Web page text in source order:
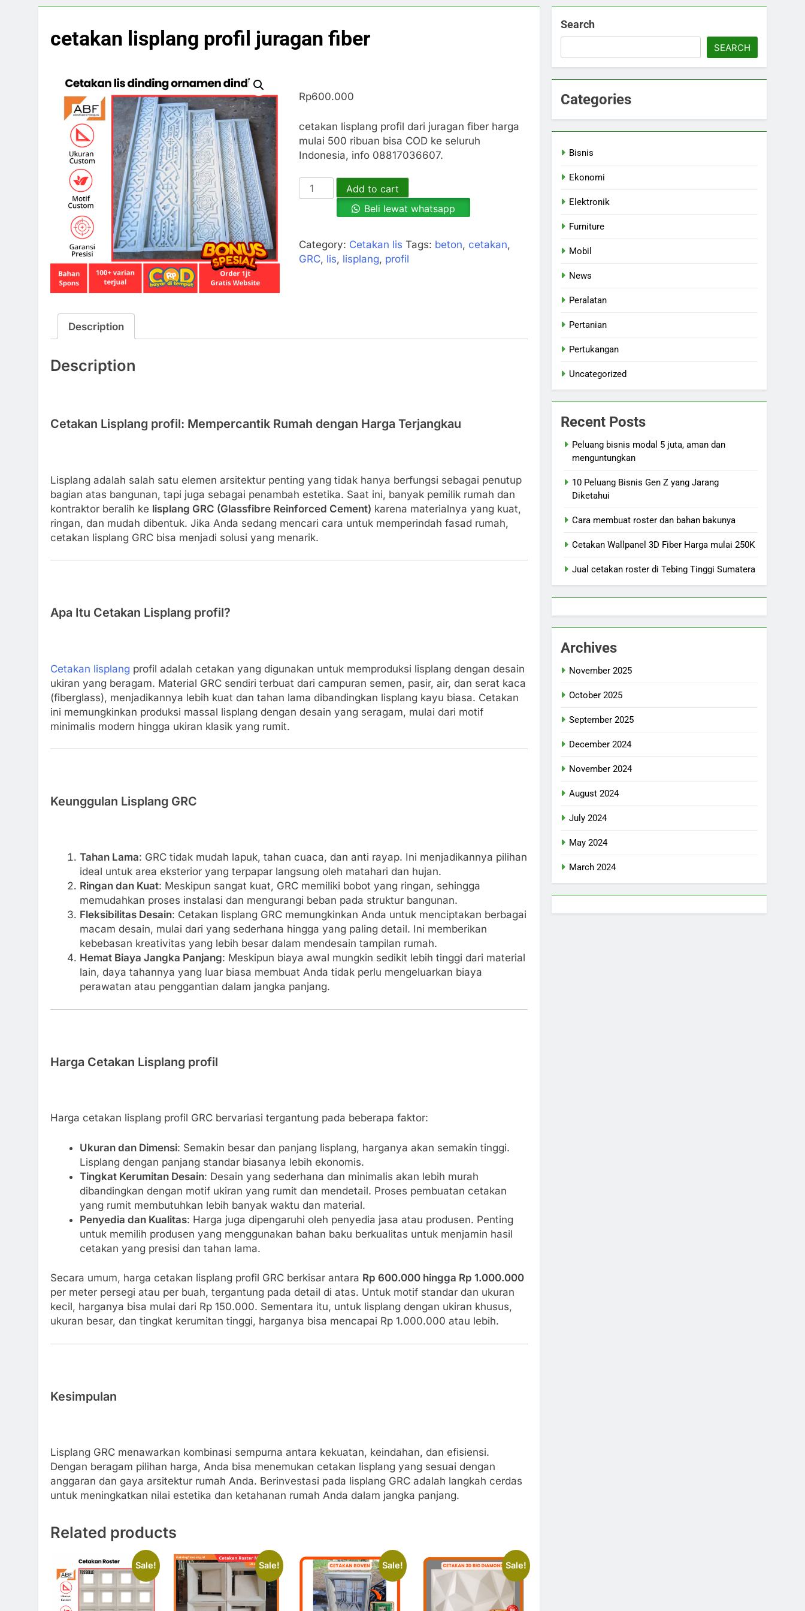
cetakan lisplang profil juragan fiber
Rp600.000
cetakan lisplang profil dari juragan fiber harga
mulai 500 ribuan bisa COD ke seluruh
Indonesia, info 08817036607.
cetakan
lisplang
fiber
quantity
Add to cart
Beli lewat whatsapp
Category: Cetakan lis Tags: beton, cetakan,
GRC, lis, lisplang, profil
Description
Description
Cetakan Lisplang profil: Mempercantik Rumah dengan Harga Terjangkau
Lisplang adalah salah satu elemen arsitektur penting yang tidak hanya berfungsi sebagai penutup
bagian atas bangunan, tapi juga sebagai penambah estetika. Saat ini, banyak pemilik rumah dan
kontraktor beralih ke lisplang GRC (Glassfibre Reinforced Cement) karena materialnya yang kuat,
ringan, dan mudah dibentuk. Jika Anda sedang mencari cara untuk memperindah fasad rumah,
cetakan lisplang GRC bisa menjadi solusi yang menarik.
Apa Itu Cetakan Lisplang profil?
Cetakan lisplang profil adalah cetakan yang digunakan untuk memproduksi lisplang dengan desain
ukiran yang beragam. Material GRC sendiri terbuat dari campuran semen, pasir, air, dan serat kaca
(fiberglass), menjadikannya lebih kuat dan tahan lama dibandingkan lisplang kayu biasa. Cetakan
ini memungkinkan produksi massal lisplang dengan desain yang seragam, mulai dari motif
minimalis modern hingga ukiran klasik yang rumit.
Keunggulan Lisplang GRC
Tahan Lama: GRC tidak mudah lapuk, tahan cuaca, dan anti rayap. Ini menjadikannya pilihan
ideal untuk area eksterior yang terpapar langsung oleh matahari dan hujan.
Ringan dan Kuat: Meskipun sangat kuat, GRC memiliki bobot yang ringan, sehingga
memudahkan proses instalasi dan mengurangi beban pada struktur bangunan.
Fleksibilitas Desain: Cetakan lisplang GRC memungkinkan Anda untuk menciptakan berbagai
macam desain, mulai dari yang sederhana hingga yang paling detail. Ini memberikan
kebebasan kreativitas yang lebih besar dalam mendesain tampilan rumah.
Hemat Biaya Jangka Panjang: Meskipun biaya awal mungkin sedikit lebih tinggi dari material
lain, daya tahannya yang luar biasa membuat Anda tidak perlu mengeluarkan biaya
perawatan atau penggantian dalam jangka panjang.
Harga Cetakan Lisplang profil
Harga cetakan lisplang profil GRC bervariasi tergantung pada beberapa faktor:
Ukuran dan Dimensi: Semakin besar dan panjang lisplang, harganya akan semakin tinggi.
Lisplang dengan panjang standar biasanya lebih ekonomis.
Tingkat Kerumitan Desain: Desain yang sederhana dan minimalis akan lebih murah
dibandingkan dengan motif ukiran yang rumit dan mendetail. Proses pembuatan cetakan
yang rumit membutuhkan lebih banyak waktu dan material.
Penyedia dan Kualitas: Harga juga dipengaruhi oleh penyedia jasa atau produsen. Penting
untuk memilih produsen yang menggunakan bahan baku berkualitas untuk menjamin hasil
cetakan yang presisi dan tahan lama.
Secara umum, harga cetakan lisplang profil GRC berkisar antara Rp 600.000 hingga Rp 1.000.000
per meter persegi atau per buah, tergantung pada detail di atas. Untuk motif standar dan ukuran
kecil, harganya bisa mulai dari Rp 150.000. Sementara itu, untuk lisplang dengan ukiran khusus,
ukuran besar, dan tingkat kerumitan tinggi, harganya bisa mencapai Rp 1.000.000 atau lebih.
Kesimpulan
Lisplang GRC menawarkan kombinasi sempurna antara kekuatan, keindahan, dan efisiensi.
Dengan beragam pilihan harga, Anda bisa menemukan cetakan lisplang yang sesuai dengan
anggaran dan gaya arsitektur rumah Anda. Berinvestasi pada lisplang GRC adalah langkah cerdas
untuk meningkatkan nilai estetika dan ketahanan rumah Anda dalam jangka panjang.
Related products
Sale! Sale! Sale! Sale!
Search
SEARCH
Categories
Bisnis
Ekonomi
Elektronik
Furniture
Mobil
News
Peralatan
Pertanian
Pertukangan
Uncategorized
Recent Posts
Peluang bisnis modal 5 juta, aman dan
menguntungkan
10 Peluang Bisnis Gen Z yang Jarang
Diketahui
Cara membuat roster dan bahan bakunya
Cetakan Wallpanel 3D Fiber Harga mulai 250K
Jual cetakan roster di Tebing Tinggi Sumatera
Archives
November 2025
October 2025
September 2025
December 2024
November 2024
August 2024
July 2024
May 2024
March 2024